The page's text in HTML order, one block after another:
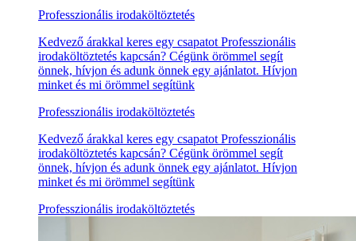
Professzionális irodaköltöztetés
Kedvező árakkal keres egy csapatot Professzionális
irodaköltöztetés kapcsán? Cégünk örömmel segít
önnek, hívjon és adunk önnek egy ajánlatot. Hívjon
minket és mi örömmel segítünk
Professzionális irodaköltöztetés
Kedvező árakkal keres egy csapatot Professzionális
irodaköltöztetés kapcsán? Cégünk örömmel segít
önnek, hívjon és adunk önnek egy ajánlatot. Hívjon
minket és mi örömmel segítünk
Professzionális irodaköltöztetés